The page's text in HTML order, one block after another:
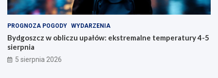
PROGNOZA POGODY WYDARZENIA
Bydgoszcz w obliczu upałów: ekstremalne temperatury 4-5
sierpnia
5 sierpnia 2026